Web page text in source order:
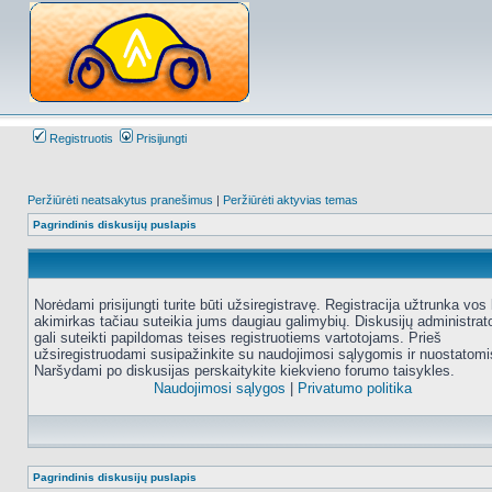
Registruotis Prisijungti
Peržiūrėti neatsakytus pranešimus | Peržiūrėti aktyvias temas
Pagrindinis diskusijų puslapis
Norėdami prisijungti turite būti užsiregistravę. Registracija užtrunka vos
akimirkas tačiau suteikia jums daugiau galimybių. Diskusijų
gali suteikti papildomas teises registruotiems vartotojams. Prieš
užsiregistruodami susipažinkite su naudojimosi sąlygomis ir
Naršydami po diskusijas perskaitykite kiekvieno forumo taisykles.
Naudojimosi sąlygos
Privatumo politika
Pagrindinis diskusijų puslapis